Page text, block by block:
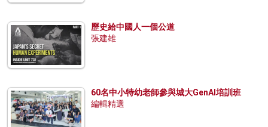
歷史給中國人一個公道
張建雄
60名中小特幼老師參與城大GenAI培訓班
編輯精選